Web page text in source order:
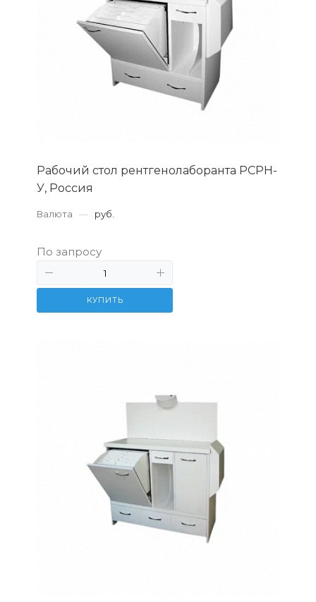
Рабочий стол рентгенолаборанта РСРН-
У, Россия
Валюта — руб.
По запросу
КУПИТЬ